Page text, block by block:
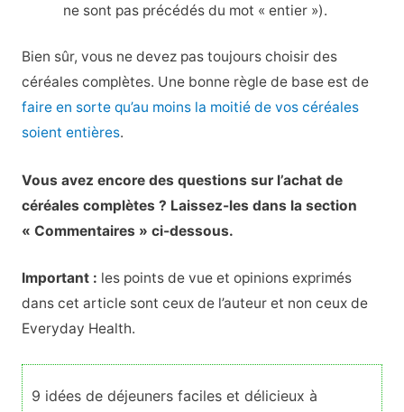
ne sont pas précédés du mot « entier »).
Bien sûr, vous ne devez pas toujours choisir des
céréales complètes. Une bonne règle de base est de
faire en sorte qu’au moins la moitié de vos céréales
soient entières.
Vous avez encore des questions sur l’achat de
céréales complètes ? Laissez-les dans la section
« Commentaires » ci-dessous.
Important : les points de vue et opinions exprimés
dans cet article sont ceux de l’auteur et non ceux de
Everyday Health.
9 idées de déjeuners faciles et délicieux à